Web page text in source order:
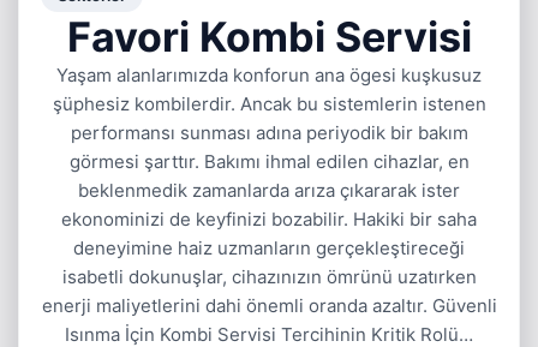
Favori Kombi Servisi
Yaşam alanlarımızda konforun ana ögesi kuşkusuz
şüphesiz kombilerdir. Ancak bu sistemlerin istenen
performansı sunması adına periyodik bir bakım
görmesi şarttır. Bakımı ihmal edilen cihazlar, en
beklenmedik zamanlarda arıza çıkararak ister
ekonominizi de keyfinizi bozabilir. Hakiki bir saha
deneyimine haiz uzmanların gerçekleştireceği
isabetli dokunuşlar, cihazınızın ömrünü uzatırken
enerji maliyetlerini dahi önemli oranda azaltır. Güvenli
Isınma İçin Kombi Servisi Tercihinin Kritik Rolü…